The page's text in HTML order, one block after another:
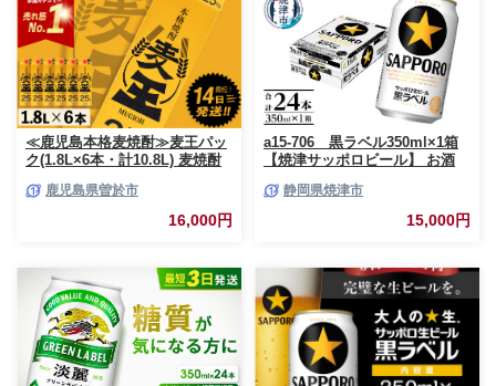
≪鹿児島本格麦焼酎≫麦王パッ
ク(1.8L×6本・計10.8L) 麦焼酎
v02鹿児島県曽於市
16,000円
a15-706 黒ラベル350ml×1箱
【焼津サッポロビール】 お酒
ッポロ サッポロビール 黒ラベ
静岡県焼津市
15,000円